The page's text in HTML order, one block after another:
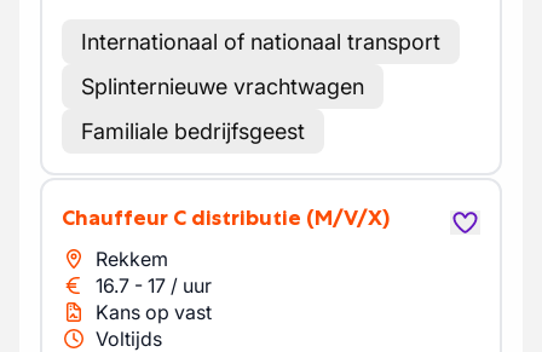
Internationaal of nationaal transport
Splinternieuwe vrachtwagen
Familiale bedrijfsgeest
Chauffeur C distributie (M/V/X)
Rekkem
16.7 - 17 / uur
Kans op vast
Voltijds